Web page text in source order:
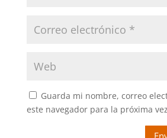
Guarda mi nombre, correo
este navegador para la próxima